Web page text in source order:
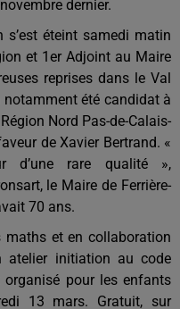
dernier.
s’est éteint samedi matin
et 1er Adjoint au Maire
reprises dans le Val
notamment été candidat à
Nord Pas-de-Calais-
de Xavier Bertrand. «
d’une rare qualité »,
le Maire de Ferrière-
70 ans.
maths et en collaboration
atelier initiation au code
pour les enfants
13 mars. Gratuit, sur